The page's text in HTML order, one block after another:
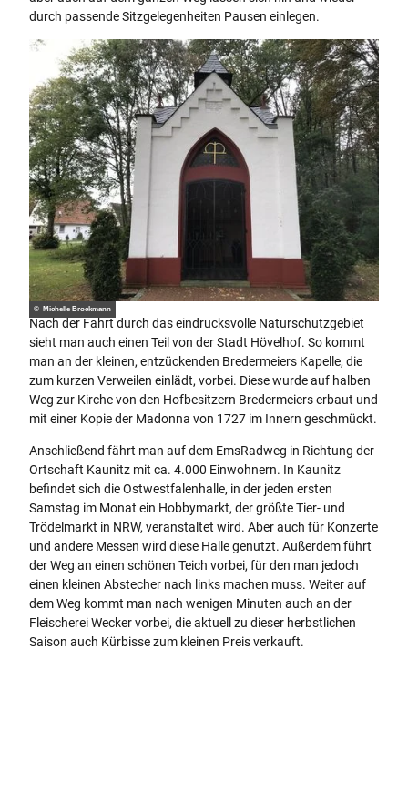
durch passende Sitzgelegenheiten Pausen einlegen.
© Michelle Brockmann
Nach der Fahrt durch das eindrucksvolle Naturschutzgebiet
sieht man auch einen Teil von der Stadt Hövelhof. So kommt
man an der kleinen, entzückenden Bredermeiers Kapelle, die
zum kurzen Verweilen einlädt, vorbei. Diese wurde auf halben
Weg zur Kirche von den Hofbesitzern Bredermeiers erbaut und
mit einer Kopie der Madonna von 1727 im Innern geschmückt.
Anschließend fährt man auf dem EmsRadweg in Richtung der
Ortschaft Kaunitz mit ca. 4.000 Einwohnern. In Kaunitz
befindet sich die Ostwestfalenhalle, in der jeden ersten
Samstag im Monat ein Hobbymarkt, der größte Tier- und
Trödelmarkt in NRW, veranstaltet wird. Aber auch für Konzerte
und andere Messen wird diese Halle genutzt. Außerdem führt
der Weg an einen schönen Teich vorbei, für den man jedoch
einen kleinen Abstecher nach links machen muss. Weiter auf
dem Weg kommt man nach wenigen Minuten auch an der
Fleischerei Wecker vorbei, die aktuell zu dieser herbstlichen
Saison auch Kürbisse zum kleinen Preis verkauft.